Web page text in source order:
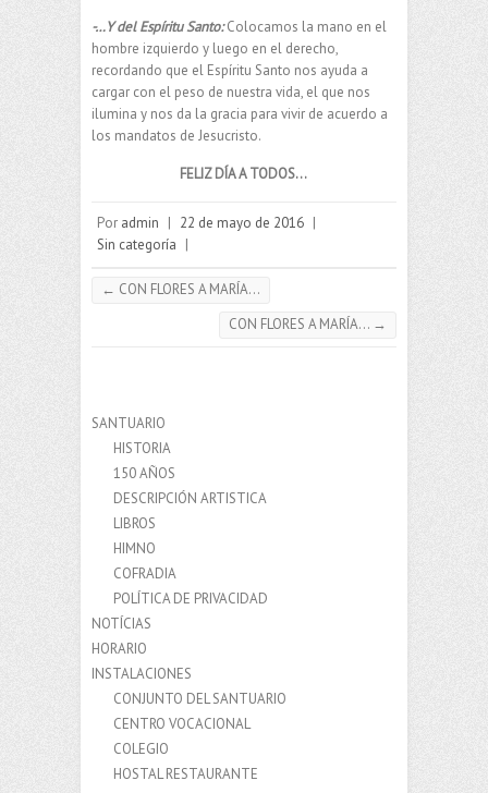
-…Y del Espíritu Santo:Colocamos la mano en el
hombre izquierdo y luego en el derecho,
recordando que el Espíritu Santo nos ayuda a
cargar con el peso de nuestra vida, el que nos
ilumina y nos da la gracia para vivir de acuerdo a
los mandatos de Jesucristo.
FELIZ DÍA A TODOS…
Por admin | 22 de mayo de 2016 |
Sin categoría |
← CON FLORES A MARÍA…
CON FLORES A MARÍA… →
SANTUARIO
HISTORIA
150 AÑOS
DESCRIPCIÓN ARTISTICA
LIBROS
HIMNO
COFRADIA
POLÍTICA DE PRIVACIDAD
NOTÍCIAS
HORARIO
INSTALACIONES
CONJUNTO DEL SANTUARIO
CENTRO VOCACIONAL
COLEGIO
HOSTAL RESTAURANTE